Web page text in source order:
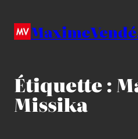
contenu
Étiquette :
Missika